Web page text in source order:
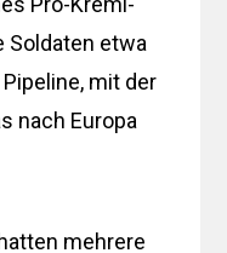
Soldaten etwa
mit der
nach Europa
mehrere